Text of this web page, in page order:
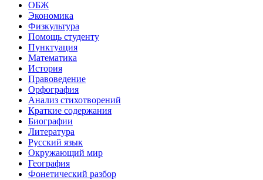
ОБЖ
Экономика
Физкультура
Помощь студенту
Пунктуация
Математика
История
Правоведение
Орфография
Анализ стихотворений
Краткие содержания
Биографии
Литература
Русский язык
Окружающий мир
География
Фонетический разбор